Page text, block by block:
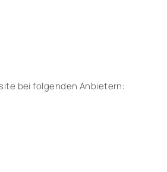
bei folgenden Anbietern: